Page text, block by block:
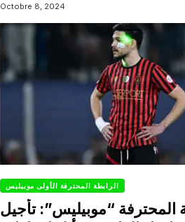
Octobre 8, 2024
الرابطة المحترفة الأولى موبيليس
المحترفة “موبيليس”: تأجيل